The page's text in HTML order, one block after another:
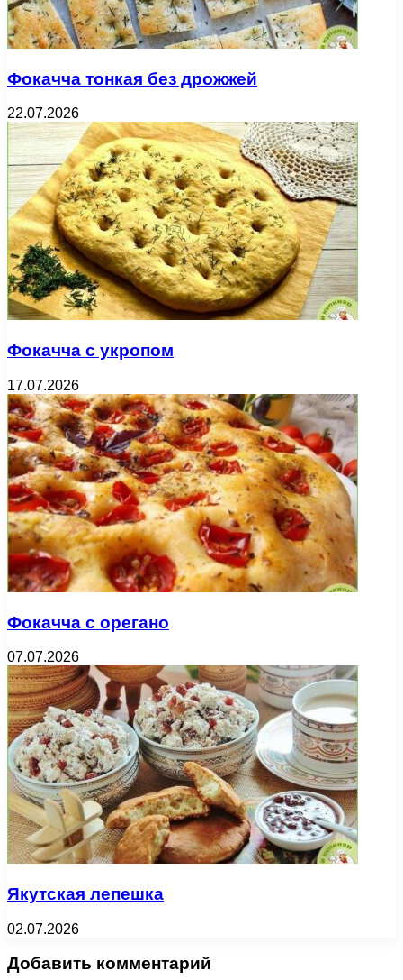
Фокачча тонкая без дрожжей
22.07.2026
Фокачча с укропом
17.07.2026
Фокачча с орегано
07.07.2026
Якутская лепешка
02.07.2026
Добавить комментарий